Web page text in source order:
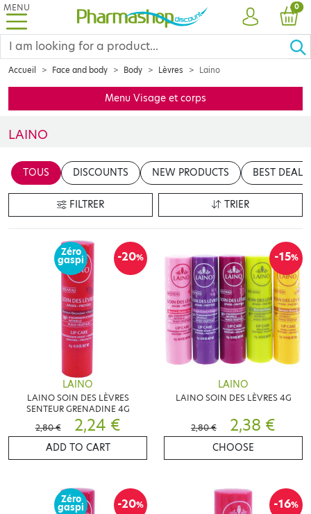
MENU
ACCOUNT
0
Accueil Face and body Body Lèvres Laino
Menu Visage et corps
LAINO
en cliquant sur le bouton "Modifier le contenu"
TOUS DISCOUNTS NEW PRODUCTS BEST DEALS
FILTRER TRIER
-20%
Zéro
gaspi
LAINO
LAINO SOIN DES LÈVRES
SENTEUR GRENADINE 4G
2,80 €
2,24 €
ADD TO CART
-15%
LAINO
LAINO SOIN DES LÈVRES 4G
2,80 € 2,38 €
CHOOSE
-20%
Zéro
gaspi -16%